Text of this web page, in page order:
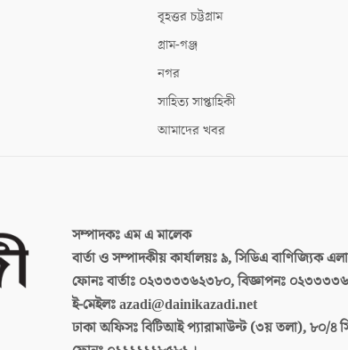
বৃহত্তর চট্টগ্রাম
গ্রাম-গঞ্জ
নগর
সাহিত্য সাপ্তাহিকী
আমাদের খবর
সম্পাদকঃএম এ মালেক
বার্তা ও সম্পাদকীয় কার্যালয়ঃ৯, সিডিএ বাণিজ্যিক
ফোনঃ বার্তাঃ ০২৩৩৩৩৬২৩৮০, বিজ্ঞাপনঃ
ই-মেইলঃazadi@dainikazadi.net
ঢাকা অফিসঃবিটিআই প্যারামাউন্ট (৩য় তলা), ৮০/৪